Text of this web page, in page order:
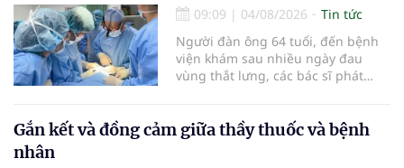
tiêu hóa - gan mật vừa diễn ra
ngày 1/8 tại Bệnh viện Đại học
quốc tế Hồng Bàng.
09:09 | 04/08/2026
Tin tức
Người đàn ông 64 tuổi, đến bệnh
viện khám sau nhiều ngày đau
vùng thắt lưng, các bác sĩ phát
biểu mô tế bào thận. Với khối u còn
ở giai đoạn sớm, người bệnh được
Gắn kết và đồng cảm giữa thầy thuốc và bệnh
nhân